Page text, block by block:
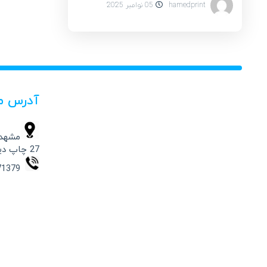
hamedprint
آدرس
27 چاپ دیجیتال حامد